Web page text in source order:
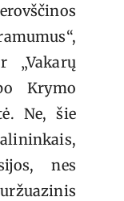
„Vakarų
Krymo
Ne, šie
nes